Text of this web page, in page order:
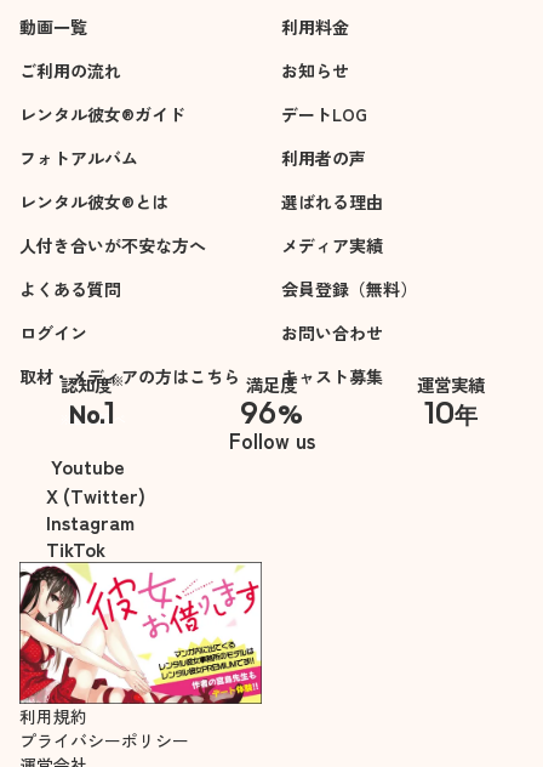
動画一覧
利用料金
ご利用の流れ
お知らせ
レンタル彼女®ガイド
デートLOG
フォトアルバム
利用者の声
レンタル彼女®とは
選ばれる理由
人付き合いが不安な方へ
メディア実績
よくある質問
会員登録（無料）
ログイン
お問い合わせ
取材・メディアの方はこちら
キャスト募集
認知度※
No.1
※自社調べ
満足度
96%
運営実績
10年
Follow us
Youtube
X (Twitter)
Instagram
TikTok
利用規約
プライバシーポリシー